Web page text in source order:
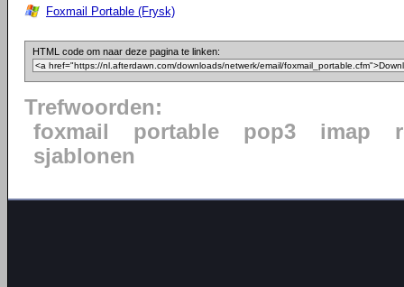
Foxmail Portable (Frysk)
HTML code om naar deze pagina te linken:
Trefwoorden:
foxmail
portable pop3 imap
sjablonen